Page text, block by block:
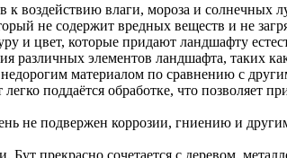
воздействию влаги, мороза и солнечных
не содержит вредных веществ и не
и цвет, которые придают ландшафту
различных элементов ландшафта, таких
материалом по сравнению с
поддаётся обработке, что
не подвержен коррозии, гниению и
прекрасно сочетается с деревом,